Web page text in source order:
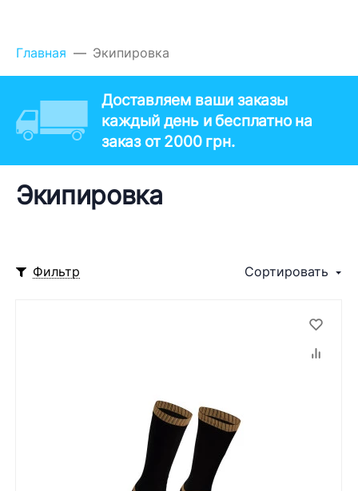
Главная Экипировка
Доставляем ваши заказы
каждый день и бесплатно на
заказ от 2000 грн.
Экипировка
Фильтр Сортировать